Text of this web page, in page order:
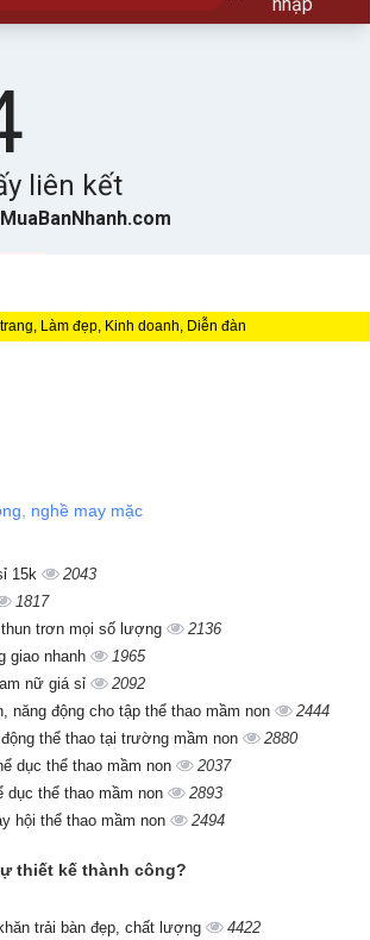
trang, Làm đẹp, Kinh doanh, Diễn đàn
nghề may mặc
15k
2043
1817
trơn mọi số lượng
2136
giao nhanh
1965
nữ giá sỉ
2092
năng động cho tập thể thao mầm non
2444
thể thao tại trường mầm non
2880
dục thể thao mầm non
2037
dục thể thao mầm non
2893
hội thể thao mầm non 2494
thiết kế thành công?
trải bàn đẹp, chất lượng 4422